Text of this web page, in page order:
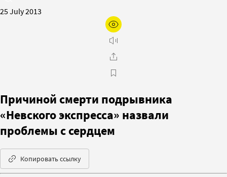
25 July 2013
Причиной смерти подрывника
«Невского экспресса» назвали
проблемы с сердцем
Копировать ссылку